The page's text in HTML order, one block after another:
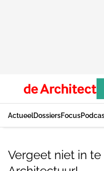
ActueelDossiersFocus
Vergeet niet in te